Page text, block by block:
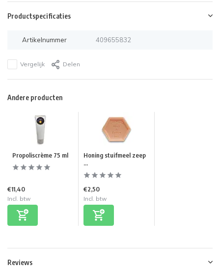
Productspecificaties
Artikelnummer 409655832
Vergelijk Delen
Andere producten
Propoliscrème 75 ml
€11,40
Incl. btw
Honing stuifmeel zeep
...
€2,50
Incl. btw
Reviews